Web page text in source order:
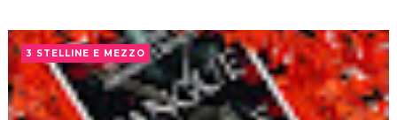
3 STELLINE E MEZZO